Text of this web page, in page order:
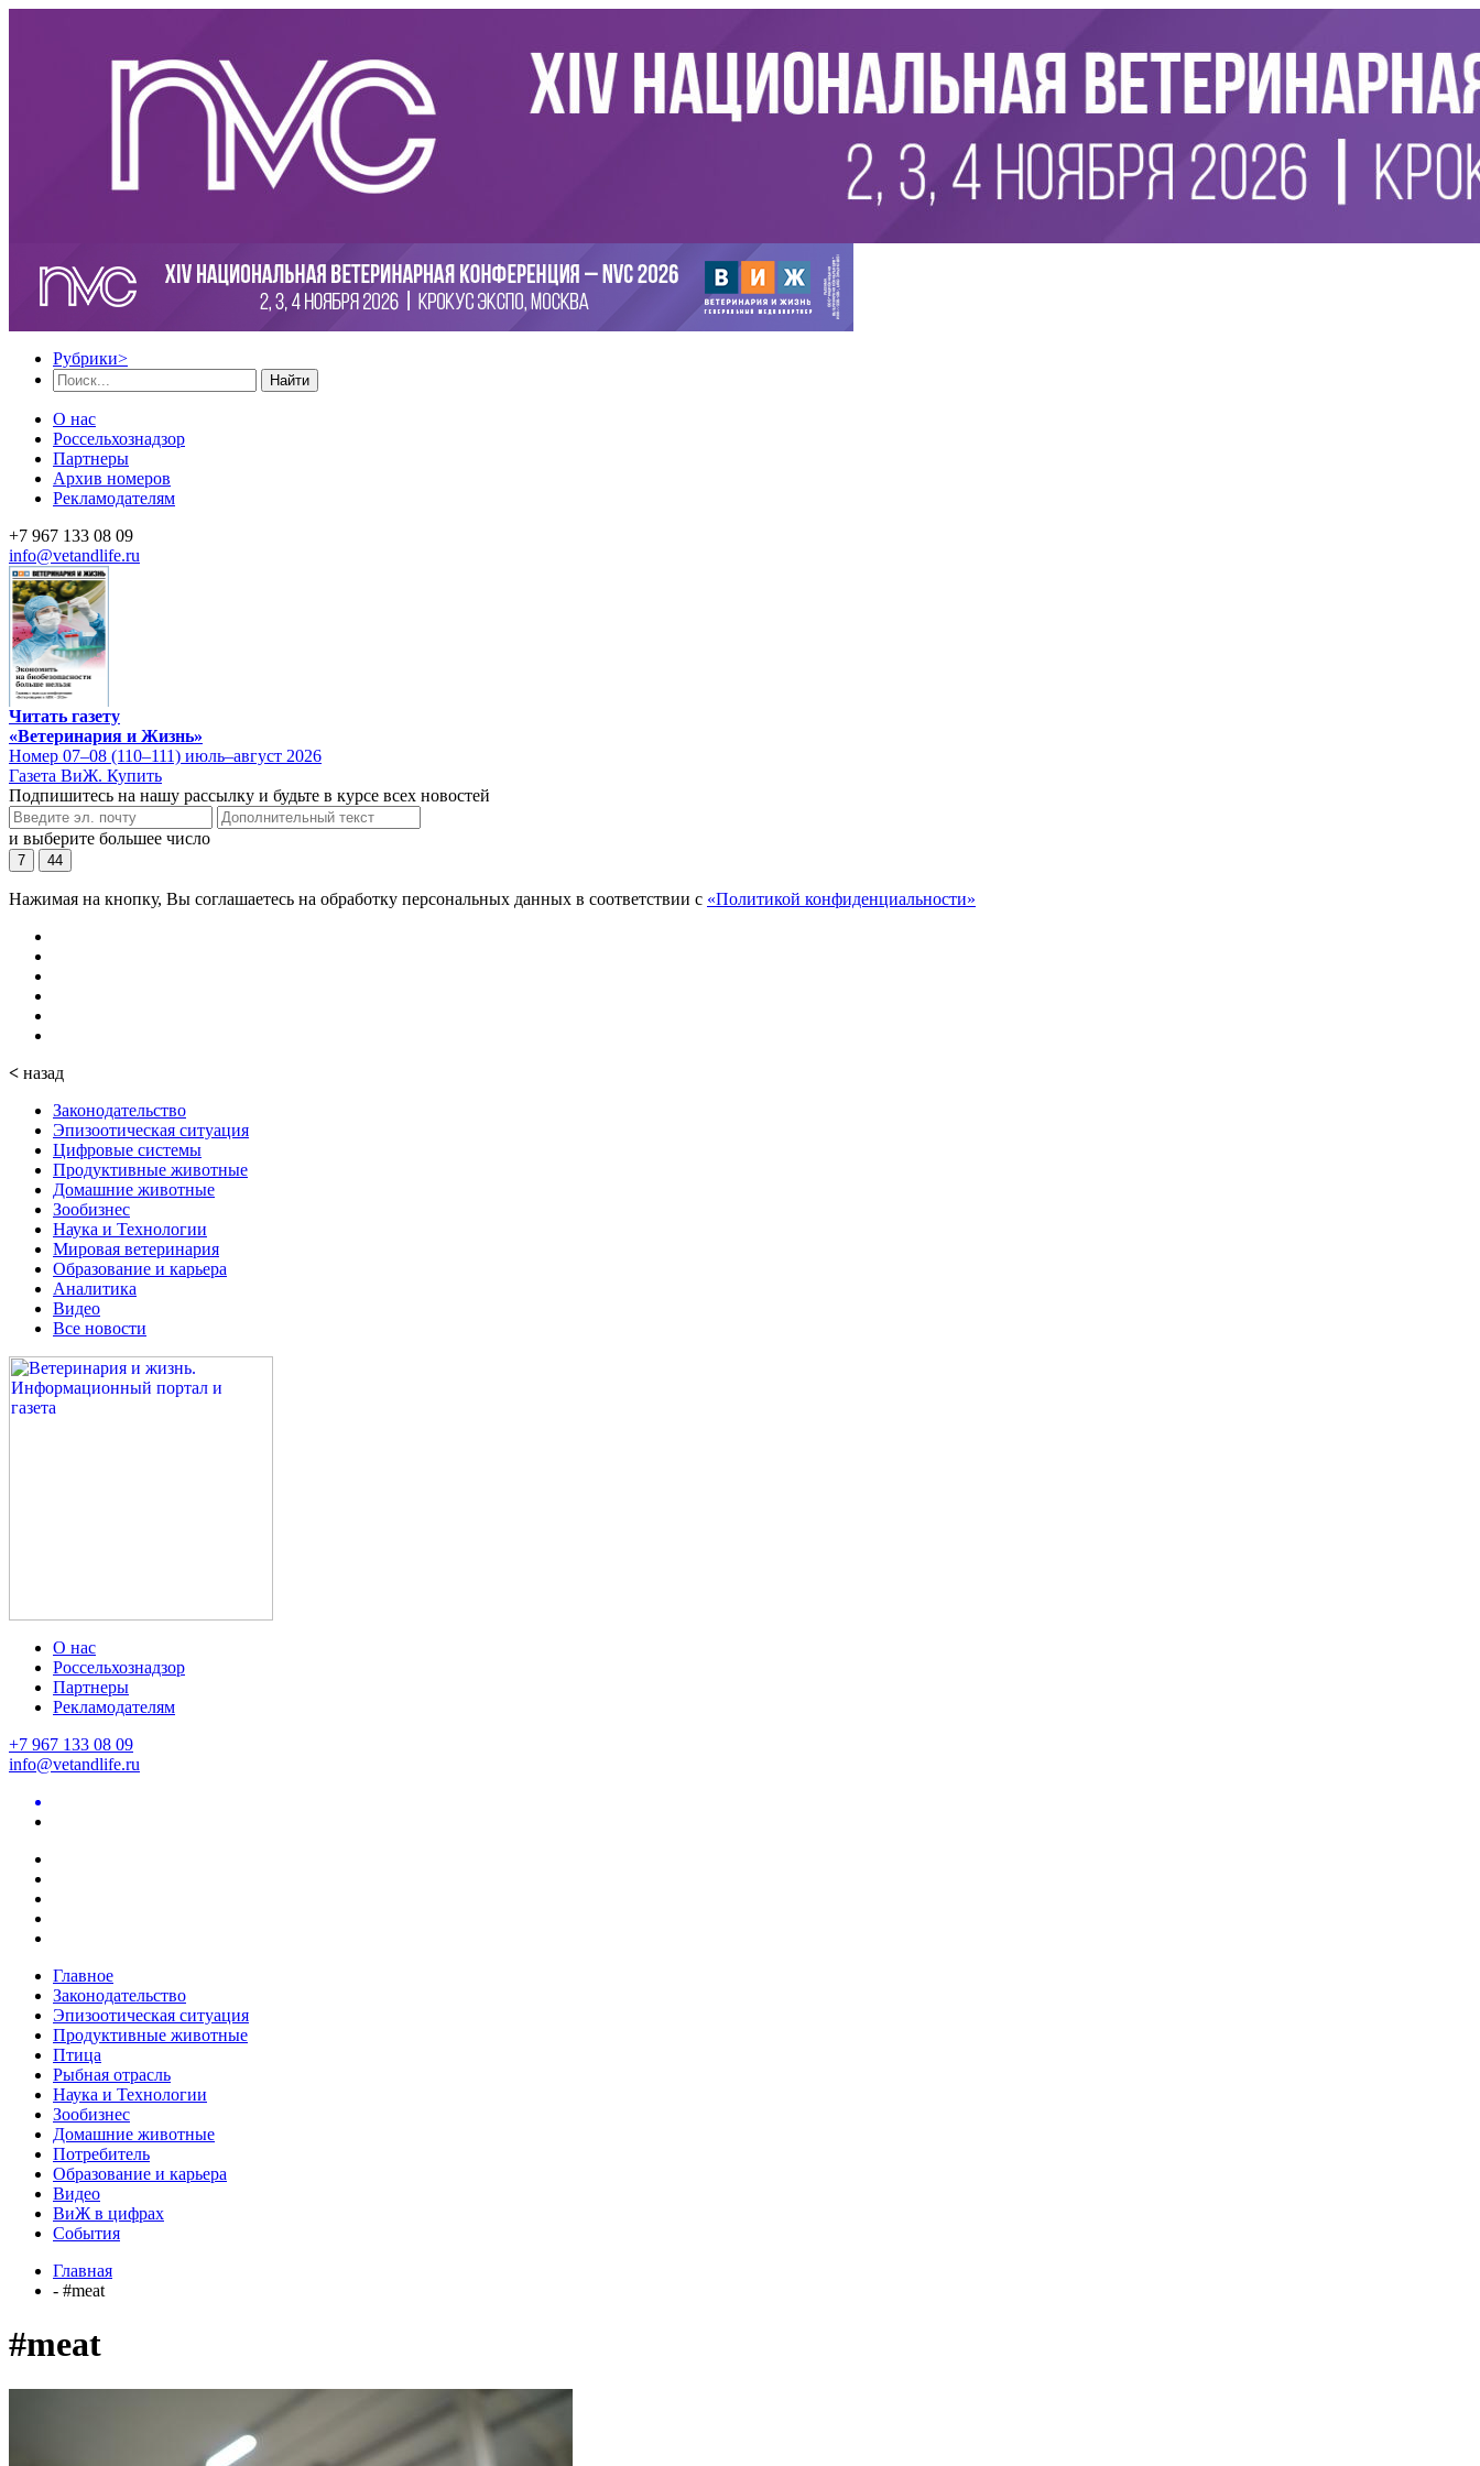
Рубрики>
Найти
О нас
Россельхознадзор
Партнеры
Архив номеров
Рекламодателям
+7 967 133 08 09
info@vetandlife.ru
Читать газету
«Ветеринария и Жизнь»
Номер 07–08 (110–111) июль–август 2026
Газета ВиЖ. Купить
Подпишитесь на нашу рассылку и будьте в курсе всех новостей
и выберите большее число
7 44
Нажимая на кнопку, Вы соглашаетесь на обработку персональных данных в соответствии с «Политикой конфиденциальности»
< назад
Законодательство
Эпизоотическая ситуация
Цифровые системы
Продуктивные животные
Домашние животные
Зообизнес
Наука и Технологии
Мировая ветеринария
Образование и карьера
Аналитика
Видео
Все новости
О нас
Россельхознадзор
Партнеры
Рекламодателям
+7 967 133 08 09
info@vetandlife.ru
Главное
Законодательство
Эпизоотическая ситуация
Продуктивные животные
Птица
Рыбная отрасль
Наука и Технологии
Зообизнес
Домашние животные
Потребитель
Образование и карьера
Видео
ВиЖ в цифрах
События
Главная
- #meat
#meat